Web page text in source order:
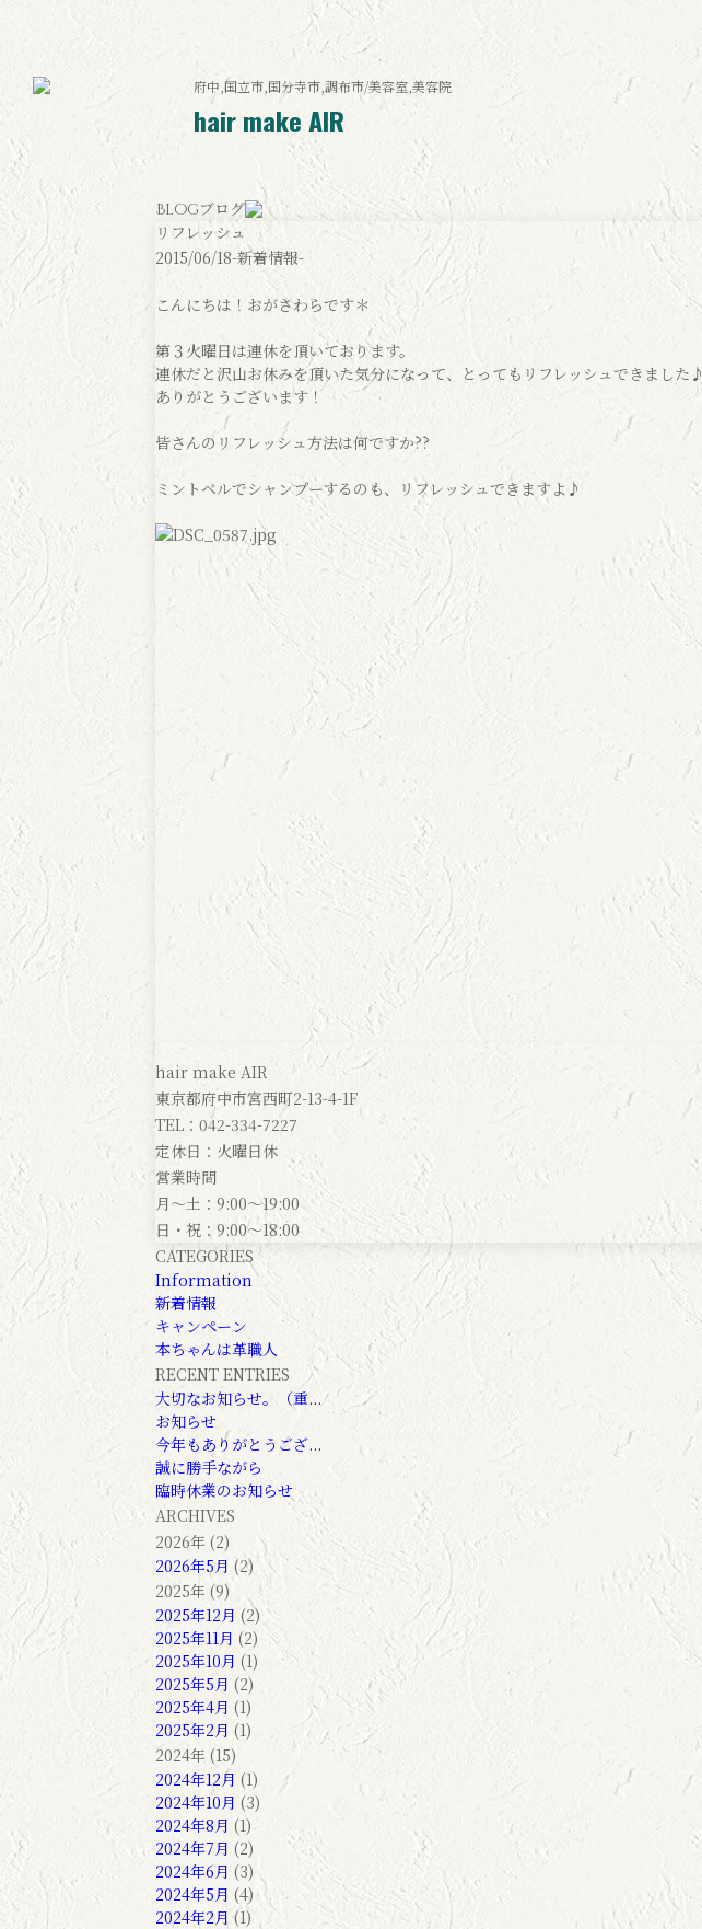
府中,国立市,国分寺市,調布市/美容室,美容院
hair make AIR
Blogブログ
リフレッシュ
2015/06/18-新着情報-
こんにちは！おがさわらです＊
第３火曜日は連休を頂いております。
連休だと沢山お休みを頂いた気分になって、とってもリフレッシュできました♪
ありがとうございます！
皆さんのリフレッシュ方法は何ですか??
ミントベルでシャンプーするのも、リフレッシュできますよ♪
hair make AIR
東京都府中市宮西町2-13-4-1F
TEL：042-334-7227
定休日：火曜日休
営業時間
月～土：9:00～19:00
日・祝：9:00～18:00
CATEGORIES
Information
新着情報
キャンペーン
本ちゃんは革職人
RECENT ENTRIES
大切なお知らせ。（重...
お知らせ
今年もありがとうござ...
誠に勝手ながら
臨時休業のお知らせ
ARCHIVES
2026年 (2)
2026年5月 (2)
2025年 (9)
2025年12月 (2)
2025年11月 (2)
2025年10月 (1)
2025年5月 (2)
2025年4月 (1)
2025年2月 (1)
2024年 (15)
2024年12月 (1)
2024年10月 (3)
2024年8月 (1)
2024年7月 (2)
2024年6月 (3)
2024年5月 (4)
2024年2月 (1)